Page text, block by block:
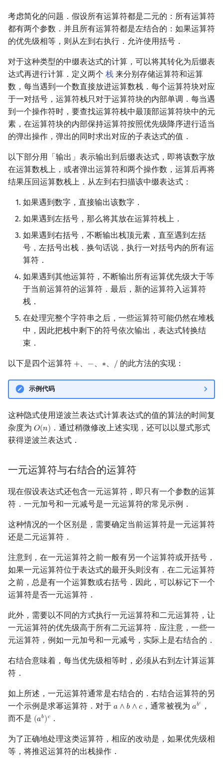
考虑简化的问题．假设所有运算符都是二元的：所有运算符
都有两个参数．并且所有运算符都是左结合的：如果运算符
的优先级相等，则从左到右执行．允许使用括号．
对于这种类型的中缀表达式的计算，可以将其转化为后缀表
达式再进行计算．定义两个 栈 来分别存储运算符和运算
数，每当遇到一个数直接放进运算数栈．每个运算符块对应
于一对括号，运算符栈只对于运算符块的内部单调．每当遇
到一个操作符时，要查找运算符栈中最顶部运算符块中的元
素，在运算符块的内部保持运算符按照优先级降序进行适当
的弹出操作，弹出的同时求出对应的子表达式的值．
以下部分用「输出」表示输出到后缀表达式，即将该数字放
在运算数栈上，或者弹出运算符和两个操作数，运算后再将
结果压回运算数栈上．从左到右扫描该中缀表达式：
如果遇到数字，直接输出该数字．
如果遇到左括号，那么将其放在运算符栈上．
如果遇到右括号，不断输出栈顶元素，直至遇到左括
号，左括号出栈．换句话说，执行一对括号内的所有运
算符．
如果遇到其他运算符，不断输出所有运算优先级大于等
于当前运算符的运算符．最后，新的运算符入运算符
栈．
在处理完整个字符串之后，一些运算符可能仍然在堆栈
中，因此把栈中剩下的符号依次输出，表达式转换结
束．
以下是四个运算符 +
+ −
− ∗
∗ /
/ 的此方法的实现：
示例代码
这种隐式使用逆波兰表达式计算表达式的值的算法的时间复
杂度为 𝑂(𝑛)
O(n) ．通过稍微修改上述实现，还可以以显式形式
获得逆波兰表达式．
一元运算符与右结合的运算符
现在假设表达式还包含一元运算符，即只有一个参数的运算
符．一元加号和一元减号是一元运算符的常见示例．
这种情况的一个区别是，需要确定当前运算符是一元运算符
还是二元运算符．
注意到，在一元运算符之前一般有另一个运算符或开括号，
如果一元运算符位于表达式的最开头则没有．在二元运算符
之前，总是有一个运算数或右括号．因此，可以标记下一个
运算符是否一元运算符．
此外，需要以不同的方式执行一元运算符和二元运算符，让
一元运算符的优先级高于所有二元运算符．应注意，一些一
元运算符，例如一元加号和一元减号，实际上是右结合的．
右结合意味着，每当优先级相等时，必须从右到左计算运算
符．
如上所述，一元运算符通常是右结合的．右结合运算符的另
一个示例是求幂运算符．对于 𝑎 ∧𝑏 ∧𝑐
a ∧ b∧c ，通常被视为 𝑎𝑏𝑐
ab c，
而不是 (𝑎𝑏)𝑐
(ab)c ．
为了正确地处理这类运算符，相应的改动是，如果优先级相
等，将推迟运算符的出栈操作．